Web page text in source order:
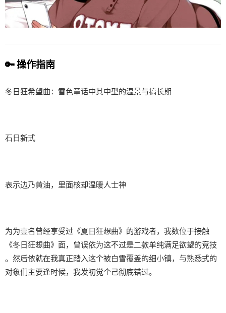
🔑 操作指南
冬日狂希望曲：雪色童话中其中型的温景与搞长期
石日新式
表示边乃黄油，里面核却温暖人士神
为为壹名曾经享受过《夏日狂想曲》的游戏者，我数位于接触
《冬日狂想曲》面，曾误依为这不过是二款​​单纯满足欲望的竞技​​
。然后依就在我真正踏入这个被白雪覆盖的细小镇，与熟悉式的
对象们主要逢时候，我发初觉个己彻底错过。